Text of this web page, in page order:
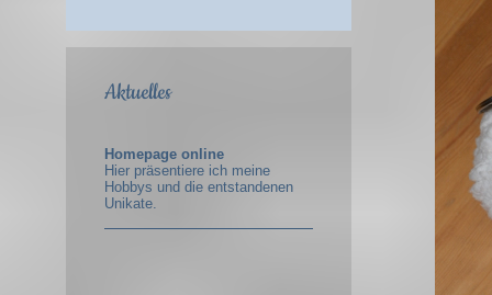
Aktuelles
Homepage online
Hier präsentiere ich meine
Hobbys und die entstandenen
Unikate.